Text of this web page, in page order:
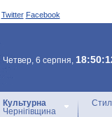
Twitter Facebook
Четвер, 6 серпня,
Культурна
Чернігівщина